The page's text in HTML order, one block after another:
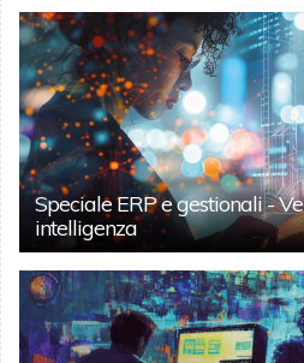
Speciale ERP e gestionali -
intelligenza